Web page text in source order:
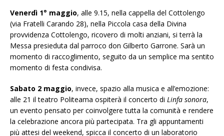
Venerdì 1° maggio, alle 9.15, nella cappella del Cottolengo
(via Fratelli Carando 28), nella Piccola casa della Divina
provvidenza Cottolengo, ricovero di molti anziani, si terrà la
Messa presieduta dal parroco don Gilberto Garrone. Sarà un
momento di raccoglimento, seguito da un semplice ma sentito
momento di festa condivisa.
Sabato 2 maggio, invece, spazio alla musica e all’emozione:
alle 21 il teatro Politeama ospiterà il concerto di Linfa sonora,
un evento pensato per coinvolgere tutta la comunità e rendere
la celebrazione ancora più partecipata. Tra gli appuntamenti
più attesi del weekend, spicca il concerto di un laboratorio